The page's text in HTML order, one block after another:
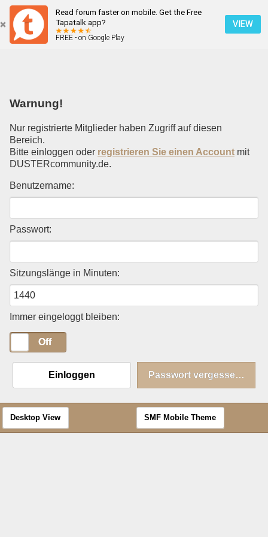
Read forum faster on mobile. Get the Free
Tapatalk app?
FREE - on Google Play
VIEW
Einloggen
Warnung!
Nur registrierte Mitglieder haben Zugriff auf diesen
Bereich.
Bitte einloggen oder registrieren Sie einen Account mit
DUSTERcommunity.de.
Benutzername:
Passwort:
Sitzungslänge in Minuten:
Immer eingeloggt bleiben:
Off
Einloggen Passwort vergessen?
Desktop View SMF Mobile Theme